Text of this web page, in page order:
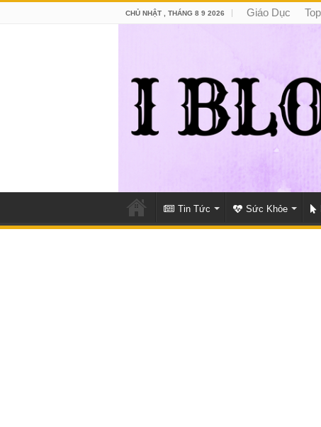
CHỦ NHẬT , THÁNG 8 9 2026 Giáo Dục
Tin Tức Sức Khỏe